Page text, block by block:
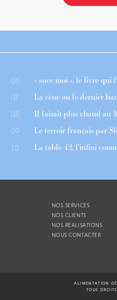
06 « suce moi », le livre qui
07 La cène ou le dernier
08 Il faisait plus chaud au
09 Le terroir français par
10 La table 42, l’infini
NOS SERVICES
NOS CLIENTS
NOS RÉALISATIONS
NOUS CONTACTER
ALIMENTATION
TOUS